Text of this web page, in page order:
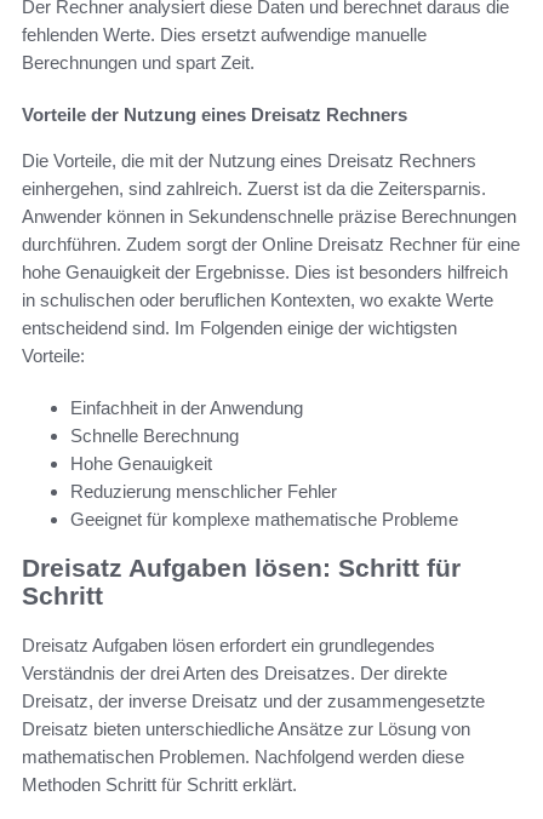
Der Rechner analysiert diese Daten und berechnet daraus die
fehlenden Werte. Dies ersetzt aufwendige manuelle
Berechnungen und spart Zeit.
Vorteile der Nutzung eines Dreisatz Rechners
Die Vorteile, die mit der Nutzung eines Dreisatz Rechners
einhergehen, sind zahlreich. Zuerst ist da die Zeitersparnis.
Anwender können in Sekundenschnelle präzise Berechnungen
durchführen. Zudem sorgt der Online Dreisatz Rechner für eine
hohe Genauigkeit der Ergebnisse. Dies ist besonders hilfreich
in schulischen oder beruflichen Kontexten, wo exakte Werte
entscheidend sind. Im Folgenden einige der wichtigsten
Vorteile:
Einfachheit in der Anwendung
Schnelle Berechnung
Hohe Genauigkeit
Reduzierung menschlicher Fehler
Geeignet für komplexe mathematische Probleme
Dreisatz Aufgaben lösen: Schritt für
Schritt
Dreisatz Aufgaben lösen erfordert ein grundlegendes
Verständnis der drei Arten des Dreisatzes. Der direkte
Dreisatz, der inverse Dreisatz und der zusammengesetzte
Dreisatz bieten unterschiedliche Ansätze zur Lösung von
mathematischen Problemen. Nachfolgend werden diese
Methoden Schritt für Schritt erklärt.